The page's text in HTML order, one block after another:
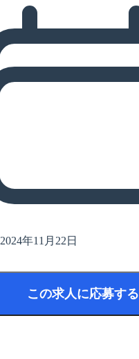
2024年11月22日
この求人に応募する